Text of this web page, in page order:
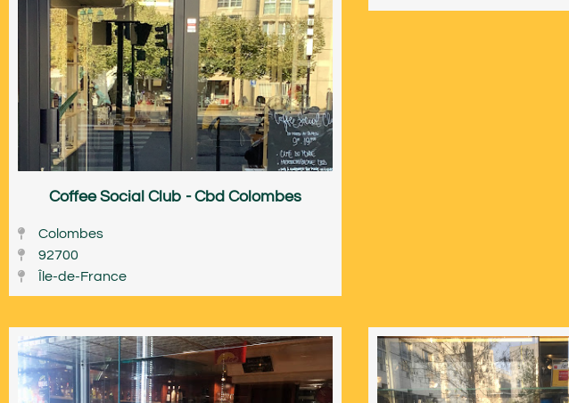
Coffee Social Club - Cbd Colombes
Colombes
92700
Île-de-France